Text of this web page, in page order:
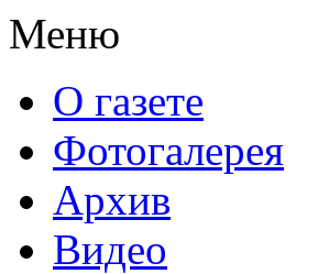
Меню
О газете
Фотогалерея
Архив
Видео